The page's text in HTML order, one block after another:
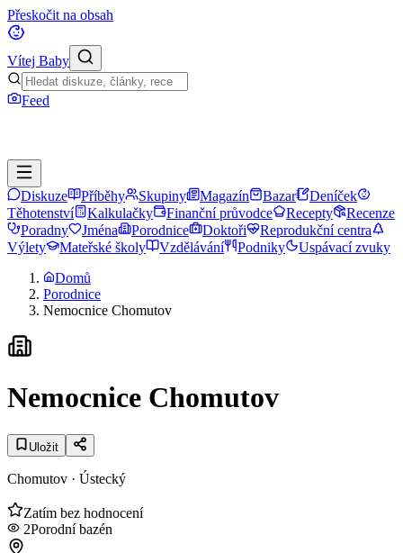
Přeskočit na obsah
Vítej Baby
Feed
Diskuze Příběhy Skupiny Magazín Bazar
Deníček
Těhotenství
Kalkulačky Finanční průvodce Recepty
Recenze
Poradny
Jména Porodnice Doktoři
Reprodukční centra
Výlety
Mateřské školy Vzdělávání Podniky
Uspávací zvuky
Domů
Porodnice
Nemocnice Chomutov
Nemocnice Chomutov
Uložit
Chomutov · Ústecký
Zatím bez hodnocení
2Porodní bazén